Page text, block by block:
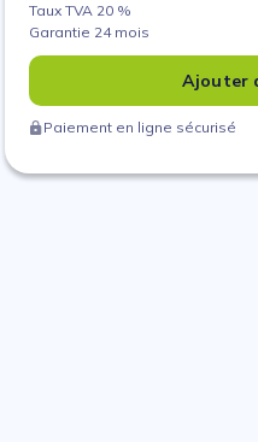
Taux TVA 20 %
Garantie 24 mois
Ajouter
Paiement en ligne sécurisé